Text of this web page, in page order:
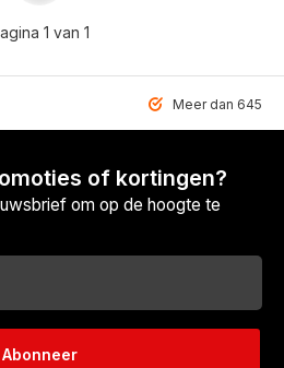
1 van 1
Meer dan 6459
of kortingen?
om op de hoogte te
Abonneer